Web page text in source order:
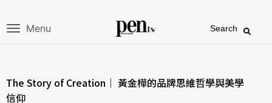
Menu Search
The Story of Creation｜ 黃金樺的品牌思維哲學與美學
信仰